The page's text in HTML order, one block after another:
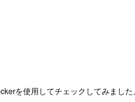
を使用してチェックしてみました。